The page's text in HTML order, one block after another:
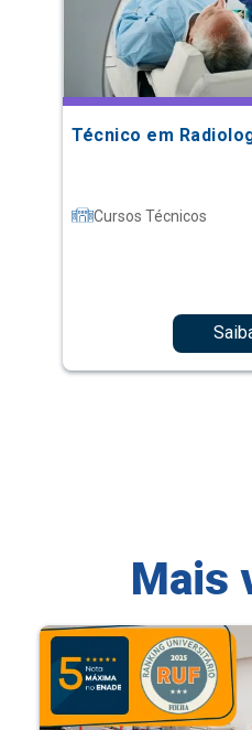
Técnico em
Cursos Técnicos
Mais